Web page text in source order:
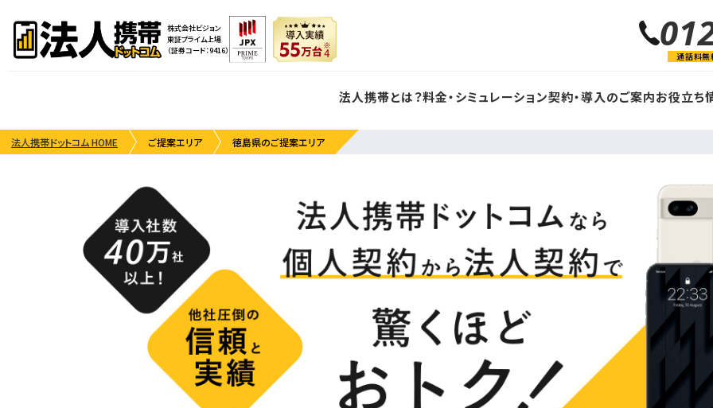
株式会社ビジョン
東証プライム上場
（証券コード：9416）
通話料無
法人携帯とは？料金・シミュレーション契約・導入のご案内お役立ち
法人携帯ドットコム HOME ご提案エリア 徳島県のご提案エリア